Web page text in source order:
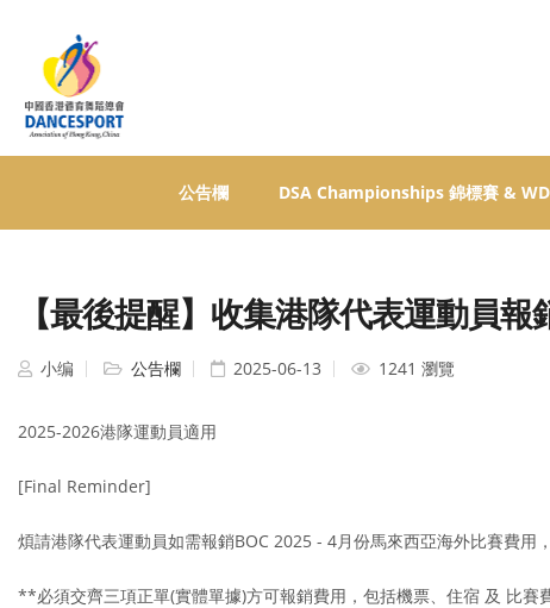
公告欄 DSA Championships 錦標賽 &
【最後提醒】收集港隊代表運動員
小编 公告欄 2025-06-13 1241 瀏覽
2025-2026港隊運動員適用
[Final Reminder]
煩請港隊代表運動員如需報銷BOC 2025 - 4月份馬來西亞海外比賽費
**必須交齊三項正單(實體單據)方可報銷費用，包括機票、住宿 及 比賽費